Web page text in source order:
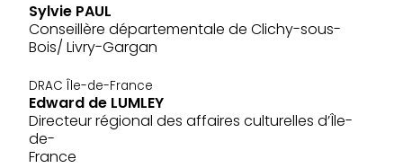
Sylvie PAUL
Conseillère départementale de Clichy-sous-
Bois/ Livry-Gargan
DRAC Île-de-France
Edward de LUMLEY
Directeur régional des affaires culturelles d’Île-
de-
France